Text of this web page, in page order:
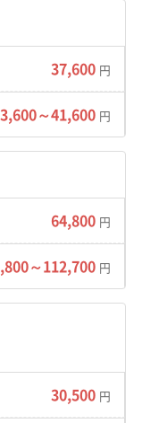
きく影響を
低湿地帯にあ
浸水想定区域
だった場所は
が必須になる
町周辺のような
染調査が必要
を中心に慢性的
に影響します。
からの市街地
37,600 円
～41,600 円
64,800 円
～112,700 円
30,500 円